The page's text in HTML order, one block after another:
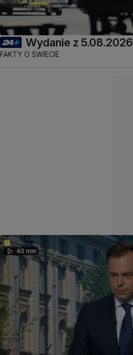
Wydanie z 5.08.2026
FAKTY O ŚWIECIE
40 min